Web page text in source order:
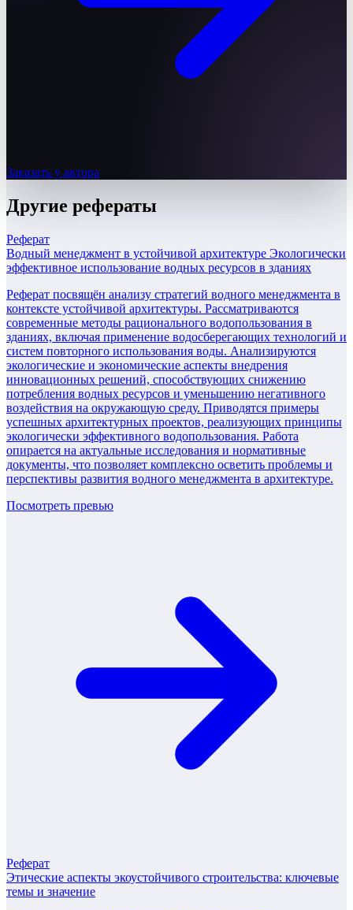
Заказать у автора
Другие рефераты
Реферат
Водный менеджмент в устойчивой архитектуре Экологически
эффективное использование водных ресурсов в зданиях
Реферат посвящён анализу стратегий водного менеджмента в
контексте устойчивой архитектуры. Рассматриваются
современные методы рационального водопользования в
зданиях, включая применение водосберегающих технологий и
систем повторного использования воды. Анализируются
экологические и экономические аспекты внедрения
инновационных решений, способствующих снижению
потребления водных ресурсов и уменьшению негативного
воздействия на окружающую среду. Приводятся примеры
успешных архитектурных проектов, реализующих принципы
экологически эффективного водопользования. Работа
опирается на актуальные исследования и нормативные
документы, что позволяет комплексно осветить проблемы и
перспективы развития водного менеджмента в архитектуре.
Посмотреть превью
Реферат
Этические аспекты экоустойчивого строительства: ключевые
темы и значение